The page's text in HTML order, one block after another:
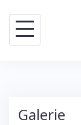
content
Galerie